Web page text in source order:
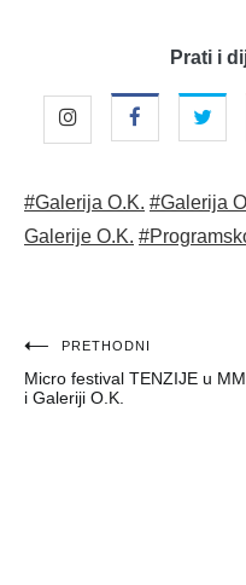
Prati i
#Galerija O.K. #Galerija
Galerije O.K.
Navigacija
objava
PRETHODNI
Micro festival TENZIJE u
i Galeriji O.K.